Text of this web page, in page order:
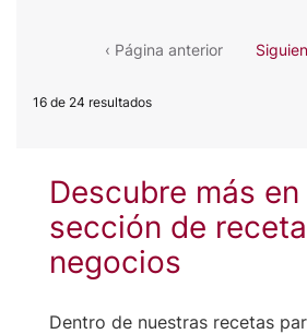
16 de 24 resultados
‹ Página anterior
Descubre más en
sección de
negocios
Dentro de nuestras recetas